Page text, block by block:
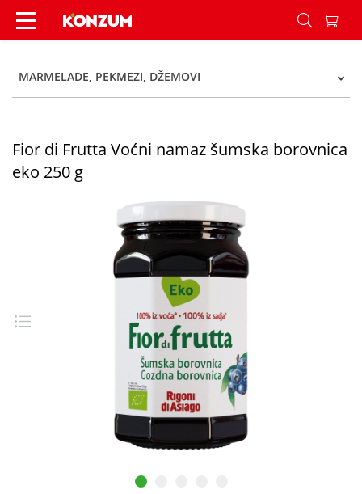
Fior di Frutta Voćni namaz šumska borovnica
MARMELADE, PEKMEZI, DŽEMOVI
Fior di Frutta Voćni namaz šumska borovnica
eko 250 g